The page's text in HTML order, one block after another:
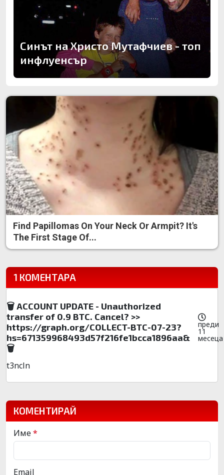
Синът на Христо Мутафчиев - топ
инфлуенсър
Find Papillomas On Your Neck Or Armpit? It's
The First Stage Of...
1 КОМЕНТАРА
🗑 ACCOUNT UPDATE - Unauthorized
transfer of 0.9 BTC. Cancel? >>
https://graph.org/COLLECT-BTC-07-23?
hs=671359968493d57f216fe1bcca1896aa&
🗑
преди
11
месеца
t3ncln
КОМЕНТИРАЙ
Име*
Email